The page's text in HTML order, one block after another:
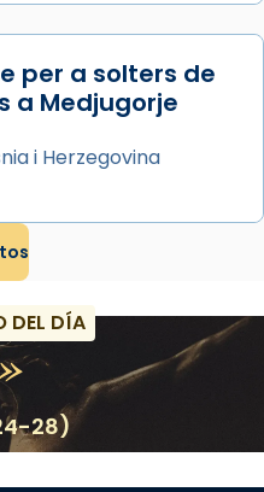
per a solters de
a Medjugorje
i Herzegovina
DEL DÍA
28)